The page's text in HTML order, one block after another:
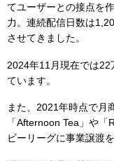
てユーザーとの接点を
力。連続配信日数は
させてきました。
2024年11月現在では22
ています。
また、2021年時点で月
「Afternoon Tea」や
ビーリーグに事業譲渡